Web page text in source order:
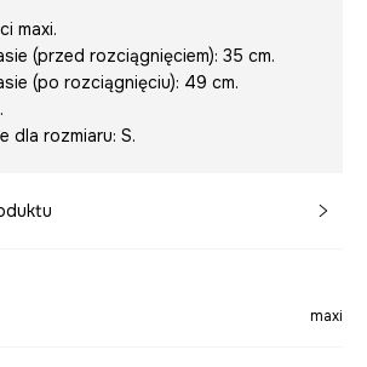
maxi.
(przed rozciągnięciem): 35 cm.
(po rozciągnięciu): 49 cm.
dla rozmiaru: S.
maxi